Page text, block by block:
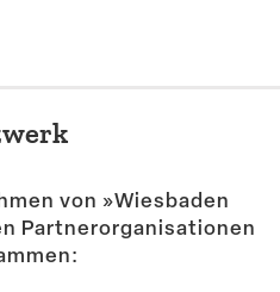
von »Wiesbaden
Partner­or­ga­ni­sa­tionen